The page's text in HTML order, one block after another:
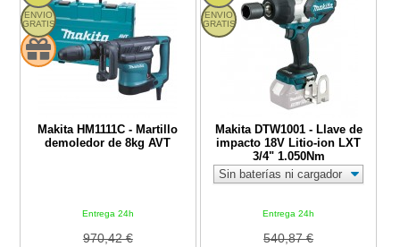
ENVIO
GRATIS
Makita HM1111C - Martillo
demoledor de 8kg AVT
Entrega 24h
970,42 €
ENVIO
GRATIS
Makita DTW1001 - Llave de
impacto 18V Litio-ion LXT
3/4" 1.050Nm
Entrega 24h
540,87 €